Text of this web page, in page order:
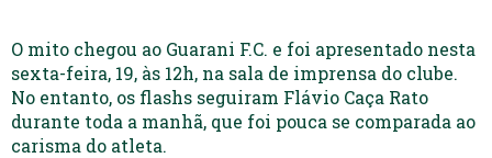
O mito chegou ao Guarani F.C. e foi apresentado nesta
sexta-feira, 19, às 12h, na sala de imprensa do clube.
No entanto, os flashs seguiram Flávio Caça Rato
durante toda a manhã, que foi pouca se comparada ao
carisma do atleta.